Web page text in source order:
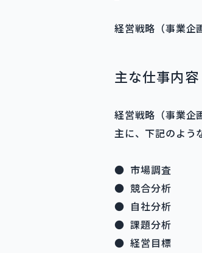
経営戦略（事業企
主な仕事内容
経営戦略（事業企
主に、下記のよう
● 市場調査
● 競合分析
● 自社分析
● 課題分析
● 経営目標